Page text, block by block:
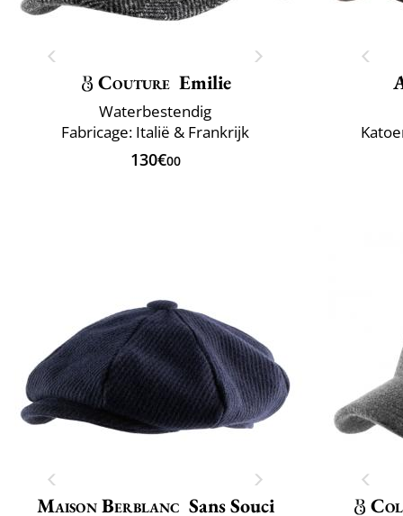
Couture Emilie
Waterbestendig
Fabricage: Italië & Frankrijk
130€00
Maison Berblanc Sans Souci